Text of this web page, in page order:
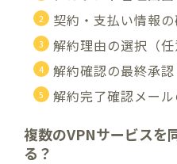
契約・支払い情報
解約理由の選択（任
解約確認の最終承認
解約完了確認メー
複数のVPNサービスを
る？